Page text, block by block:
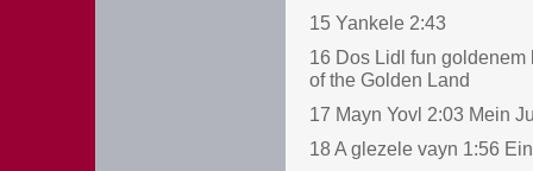
15 Yankele 2:43
16 Dos Lidl fun
of the Golden Land
17 Mayn Yovl 2:03 Mein
18 A glezele vayn 1:56